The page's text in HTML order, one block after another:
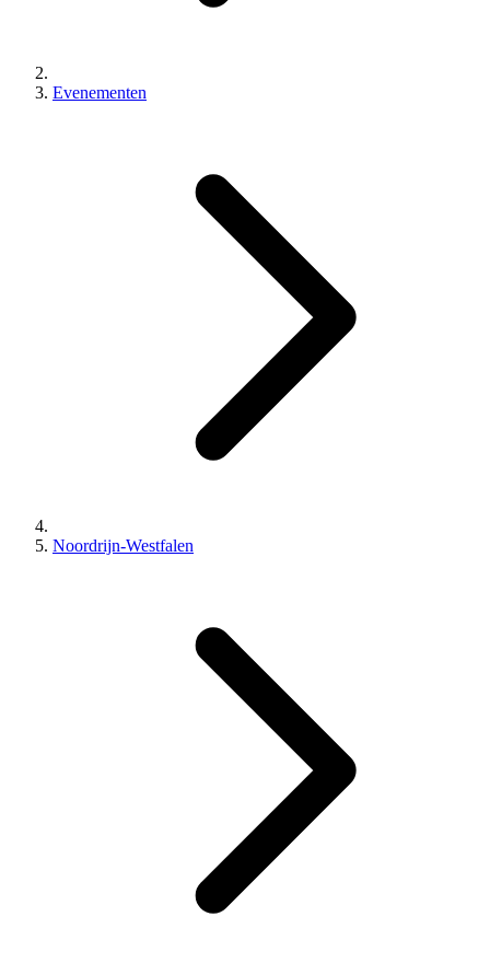
Evenementen
Noordrijn-Westfalen